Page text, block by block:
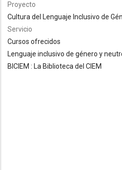
Proyecto
Cultura del Lenguaje Inclusivo de
Servicio
Cursos ofrecidos
Lenguaje inclusivo de género y
BICIEM : La Biblioteca del CIEM